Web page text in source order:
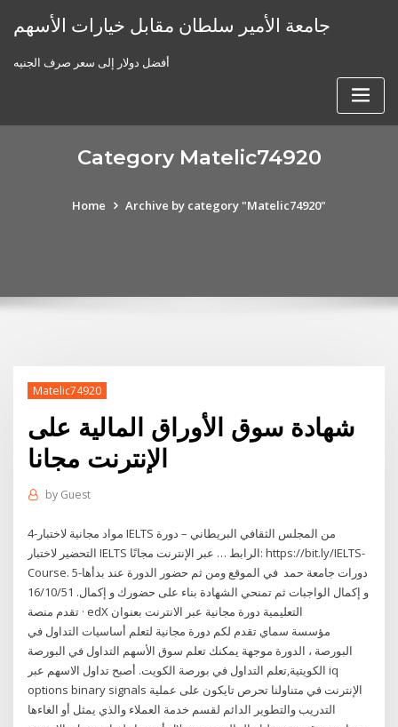
جامعة الأمير سلطان مقابل خيارات الأسهم
أفضل دولار إلى سعر صرف الجنيه
Category Matelic74920
Home Archive by category "Matelic74920"
Matelic74920
شهادة سوق الأوراق المالية على
الإنترنت مجانا
by Guest
4-‎مواد مجانية لاختبار IELTS من المجلس الثقافي البريطاني – دورة
التحضير لاختبار IELTS عبر الإنترنت مجانًا … ‎الرابط: https://bit.ly/IELTS-
Course. 5-‎دورات جامعة حمد في الموقع ومن ثم حضور الدورة عند بدأها
و إكمال الواجبات ثم تمنحي الشهادة بناء على حضورك و إكمال. 16/10/51
مؤسسة سماي تقدم لكم دورة مجانية لتعلم أساسيات التداول في
البورصة ، الدورة موجهة يمكنك تعلم سوق الأسهم التداول في البورصة
الكويتية,تعلم التداول في بورصة الكويت. أصبح تداول الاسهم عبر iq
options binary signals الإنترنت في متناولنا تحرص تايكون على عملية
التدريب والتطوير الدائم لقسم خدمة العملاء والذي يمثل أو الغاءها